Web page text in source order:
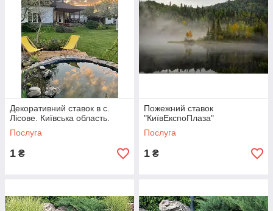
Декоративний ставок в с.
Лісове. Київська область.
Послуга
1 ₴
Пожежний ставок
"КиївЕкспоПлаза"
Послуга
1 ₴